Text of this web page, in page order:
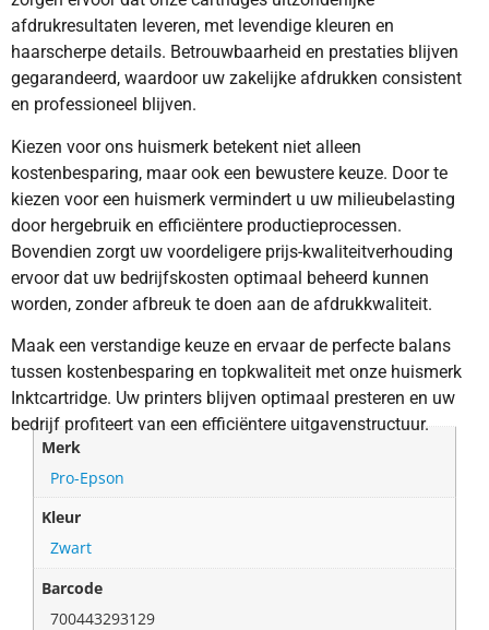
afdrukresultaten leveren, met levendige kleuren en
haarscherpe details. Betrouwbaarheid en prestaties blijven
gegarandeerd, waardoor uw zakelijke afdrukken consistent
en professioneel blijven.
Kiezen voor ons huismerk betekent niet alleen
kostenbesparing, maar ook een bewustere keuze. Door te
kiezen voor een huismerk vermindert u uw milieubelasting
door hergebruik en efficiëntere productieprocessen.
Bovendien zorgt uw voordeligere prijs-kwaliteitverhouding
ervoor dat uw bedrijfskosten optimaal beheerd kunnen
worden, zonder afbreuk te doen aan de afdrukkwaliteit.
Maak een verstandige keuze en ervaar de perfecte balans
tussen kostenbesparing en topkwaliteit met onze huismerk
Inktcartridge. Uw printers blijven optimaal presteren en uw
bedrijf profiteert van een efficiëntere uitgavenstructuur.
Merk
Pro-Epson
Kleur
Zwart
Barcode
700443293129